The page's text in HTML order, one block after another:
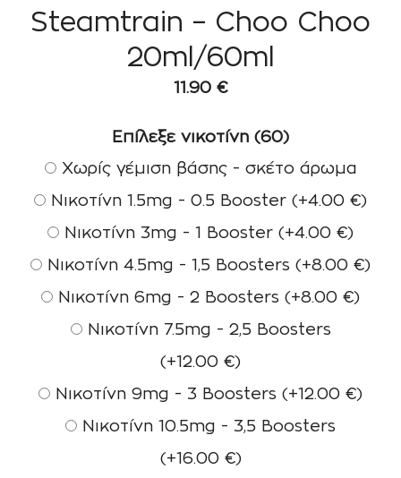
Steamtrain – Choo Choo
20ml/60ml
11.90 €
Επίλεξε νικοτίνη (60)
Χωρίς γέμιση βάσης - σκέτο άρωμα
Νικοτίνη 1.5mg - 0.5 Booster (+4.00 €)
Νικοτίνη 3mg - 1 Booster (+4.00 €)
Νικοτίνη 4.5mg - 1,5 Boosters (+8.00 €)
Νικοτίνη 6mg - 2 Boosters (+8.00 €)
Νικοτίνη 7.5mg - 2,5 Boosters
(+12.00 €)
Νικοτίνη 9mg - 3 Boosters (+12.00 €)
Νικοτίνη 10.5mg - 3,5 Boosters
(+16.00 €)